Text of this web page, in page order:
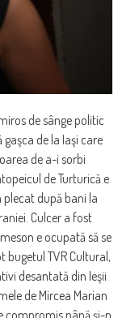
de sânge politic
de la Iaşi care
de a-i sorbi
de Turturică e
după bani la
Culcer a fost
e ocupată să se
bugetul TVR Cultural,
desantată din Ieşii
de Mircea Marian